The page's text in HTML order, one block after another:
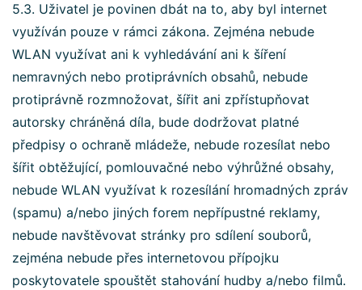
5.3. Uživatel je povinen dbát na to, aby byl internet
využíván pouze v rámci zákona. Zejména nebude
WLAN využívat ani k vyhledávání ani k šíření
nemravných nebo protiprávních obsahů, nebude
protiprávně rozmnožovat, šířit ani zpřístupňovat
autorsky chráněná díla, bude dodržovat platné
předpisy o ochraně mládeže, nebude rozesílat nebo
šířit obtěžující, pomlouvačné nebo výhrůžné obsahy,
nebude WLAN využívat k rozesílání hromadných zpráv
(spamu) a/nebo jiných forem nepřípustné reklamy,
nebude navštěvovat stránky pro sdílení souborů,
zejména nebude přes internetovou přípojku
poskytovatele spouštět stahování hudby a/nebo filmů.